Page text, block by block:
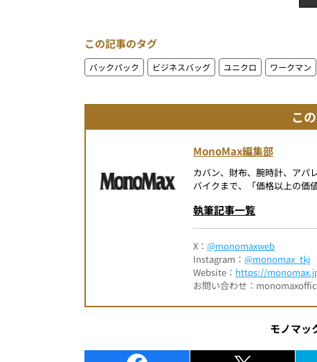
この記事のタグ
バックパック ビジネスバッグ ユニクロ ワークマン
こ
MonoMax編集部
カバン、財布、腕時計、アパ
バイクまで、「価格以上の価
執筆記事一覧
X： @monomaxweb
Instagram： @monomax_tkj
Website： https://
お問い合わせ：
モノマッ